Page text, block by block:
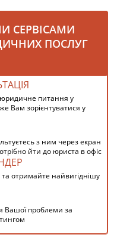
СЕРВІСАМИ
ПОСЛУГ
питання у
Вам зорієнтуватися у
з ним через екран
йти до юриста в офіс
отримайте найвигіднішу
Вашої проблеми за